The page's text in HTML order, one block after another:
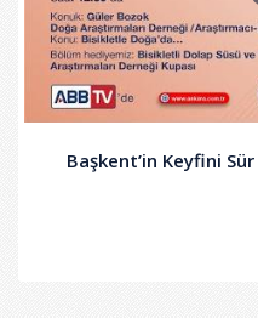
Başkent’in Keyfini